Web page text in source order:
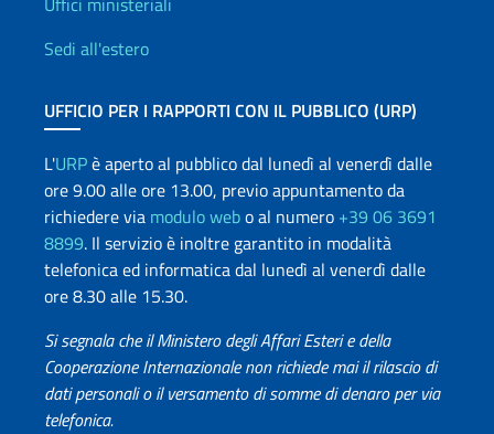
Uffici e Rete diplomatica
Sedi all'estero
UFFICIO PER I RAPPORTI CON IL PUBBLICO (URP)
L'URPè aperto al pubblico dal lunedì al venerdì dalle
ore 9.00 alle ore 13.00, previo appuntamento da
richiedere via modulo webo al numero +39 06 3691
8899. Il servizio è inoltre garantito in modalità
telefonica ed informatica dal lunedì al venerdì dalle
ore 8.30 alle 15.30.
Si segnala che il Ministero degli Affari Esteri e della
Cooperazione Internazionale non richiede mai il rilascio di
dati personali o il versamento di somme di denaro per via
telefonica.